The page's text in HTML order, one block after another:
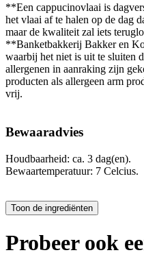
**Een cappucinovlaai is
het vlaai af te halen op de dag
maar de kwaliteit zal iets
**Banketbakkerij Bakker en
waarbij het niet is uit te sluiten
allergenen in aanraking zijn
producten als allergeen arm
vrij.
Bewaaradvies
Houdbaarheid: ca. 3 dag(en).
Bewaartemperatuur: 7 Celcius.
Probeer ook